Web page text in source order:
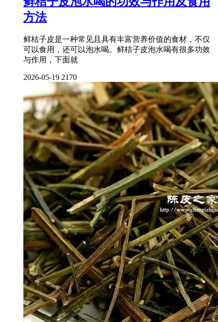
方法
鲜桔子皮是一种常见且具有丰富营养价值的食材，不仅
可以食用，还可以泡水喝。鲜桔子皮泡水喝有很多功效
与作用，下面就
2026-05-19 2170